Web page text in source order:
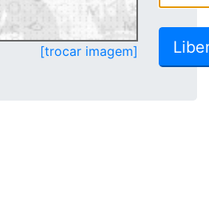
[trocar imagem]